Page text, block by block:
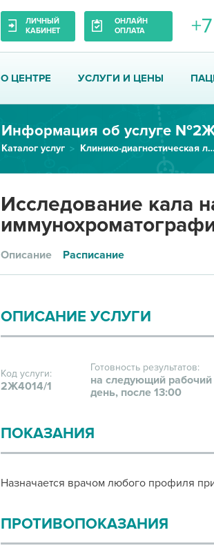
ЛИЧНЫЙ
КАБИНЕТ
ОНЛАЙН
ОПЛАТА
О ЦЕНТРЕ УСЛУГИ И ЦЕНЫ
Информация об услуге
Каталог услуг Клинико-диагностическая лаборатория
Исследование кала
Описание Расписание
ОПИСАНИЕ УСЛУГИ
Код услуги:
2Ж4014/1
Готовность результатов:
на следующий рабочий
день, после 13:00
ПОКАЗАНИЯ
Назначается врачом любого профиля
ПРОТИВОПОКАЗАНИЯ